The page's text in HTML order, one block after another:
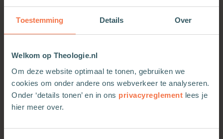
Toestemming Details Over
Welkom op Theologie.nl
Om deze website optimaal te tonen, gebruiken we
cookies om onder andere ons webverkeer te analyseren.
Onder ‘details tonen’ en in ons privacyreglement lees je
hier meer over.
weten­schap willen communiceren bij het kiezen
van een vorm. Bas Haring legt aan de hand van
de wetenschappelijke kennis die men wil
overbrengen en de fundamentele eigenschappen
van de vormen die er zijn. Steeds begeleid door
een gedegen, maar ook luchtige analyse.
Daarmee is dit boek voor iedereen die weleens
maken heeft, of gewoon geïnteresseerd is in